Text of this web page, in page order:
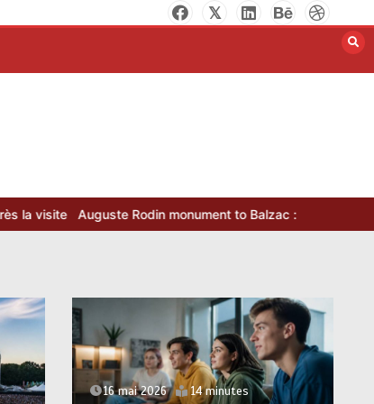
Auguste Rodin monument to Balzac : histoire et analyse de
16 mai 2026 14 minutes